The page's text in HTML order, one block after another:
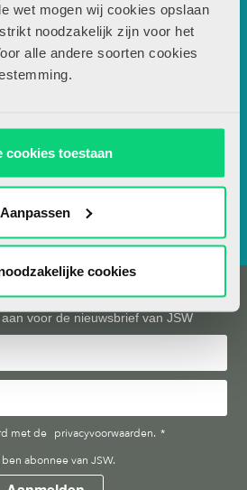
wet mogen wij cookies opslaan
noodzakelijk zijn voor het
alle andere soorten cookies
cookies toestaan
Aanpassen
cookies
voor de nieuwsbrief van JSW
met de privacyvoorwaarden. *
ben abonnee van JSW.
Over JSW
Artikel insturen
Adverteren
Contact
101